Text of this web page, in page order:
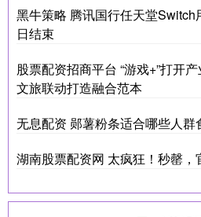
黑牛策略 腾讯国行任天堂Switch
日结束
股票配资招商平台 “游戏+”打开
文旅联动打造融合范本
无息配资 郧薯粉条适合哪些人群
湖南股票配资网 太疯狂！秒罄，